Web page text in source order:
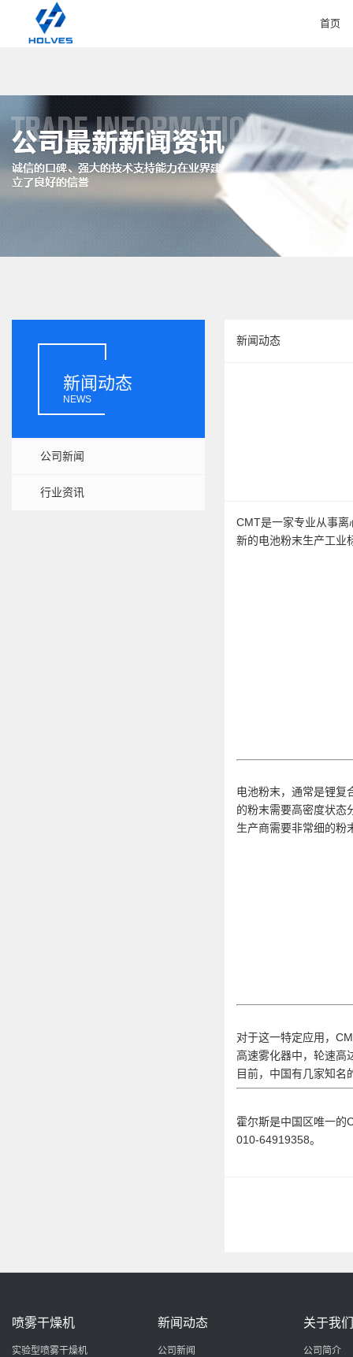
首页
新闻动态
NEWS
公司新闻
行业资讯
新闻动态
CMT是一家专业从事
新的电池粉末生产工业
电池粉末，通常是锂复
的粉末需要高密度状态
生产商需要非常细的粉
对于这一特定应用，
高速雾化器中，轮速高
目前，中国有几家知
霍尔斯是中国区唯一的
010-64919358。
喷雾干燥机
实验型喷雾干燥机
新闻动态
公司新闻
关于我们
公司简介